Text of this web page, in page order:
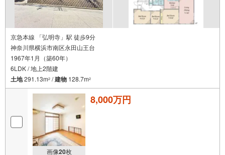
京急本線 「弘明寺」駅 徒歩9分
神奈川県横浜市南区永田山王台
1967年1月（築60年）
6LDK / 地上2階建
土地291.13m2 /建物 128.7m2
画像20枚
8,000万円